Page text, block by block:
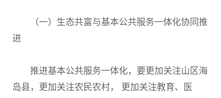
（一）生态共富与基本公共服务一体化协同推
进
推进基本公共服务一体化，要更加关注山区海
岛县，更加关注农民农村， 更加关注教育、医